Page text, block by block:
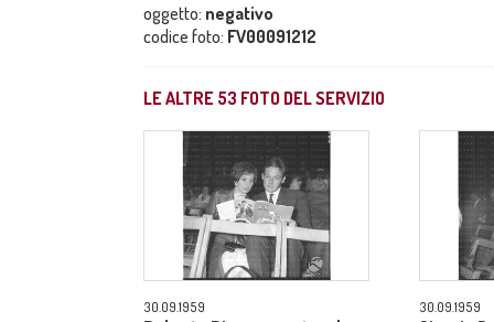
oggetto: negativo
codice foto: FV00091212
LE ALTRE 53 FOTO DEL SERVIZIO
30.09.1959 30.09.1959